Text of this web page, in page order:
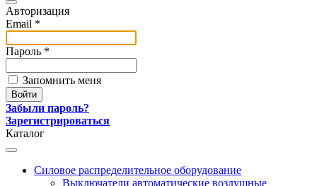
Авторизация
Email *
Пароль *
Запомнить меня
Забыли пароль?
Зарегистрироваться
Каталог
Силовое распределительное оборудование
Выключатели автоматические воздушные